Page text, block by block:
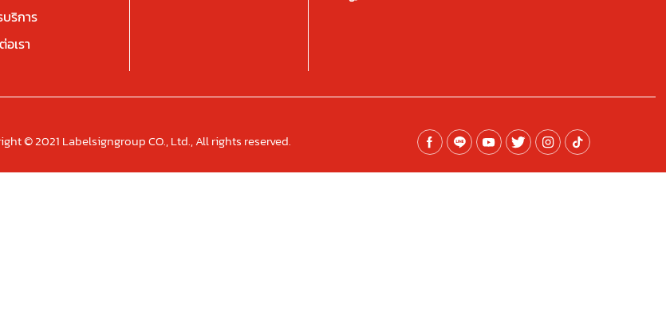
บริการ
เรา
© 2021 Labelsigngroup CO., Ltd., All rights reserved.